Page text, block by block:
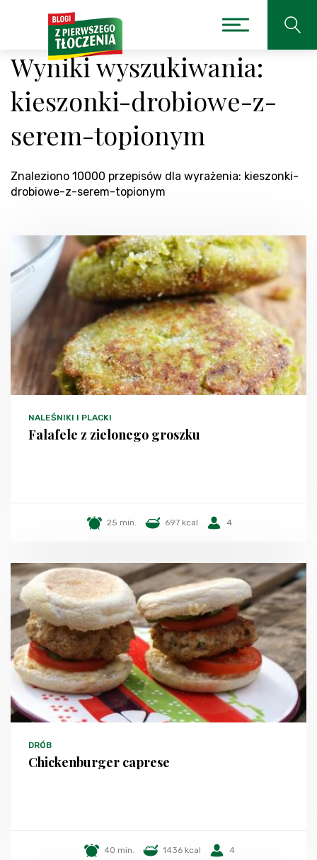
Wyniki wyszukiwania:
kieszonki-drobiowe-z-
serem-topionym
Znaleziono 10000 przepisów dla wyrażenia: kieszonki-
drobiowe-z-serem-topionym
NALEŚNIKI I PLACKI
Falafele z zielonego groszku
25 min. 697 kcal 4
DRÓB
Chickenburger caprese
40 min. 1436 kcal 4